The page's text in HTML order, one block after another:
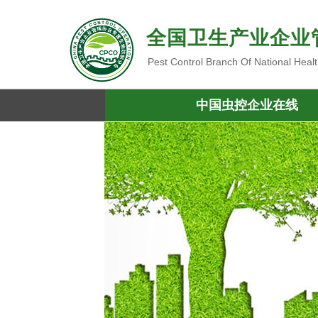
全国卫生产业企
Pest Control Branch Of National
中国虫控企业在线